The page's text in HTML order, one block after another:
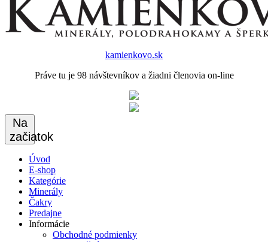
kamienkovo.sk
Práve tu je 98 návštevníkov a žiadni členovia on-line
Na
začiatok
Úvod
E-shop
Kategórie
Minerály
Čakry
Predajne
Informácie
Obchodné podmienky